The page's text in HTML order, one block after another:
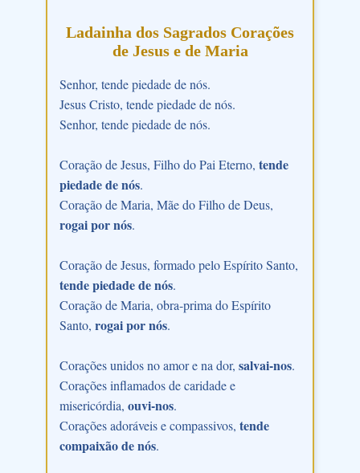
Ladainha dos Sagrados Corações
de Jesus e de Maria
Senhor, tende piedade de nós.
Jesus Cristo, tende piedade de nós.
Senhor, tende piedade de nós.
Coração de Jesus, Filho do Pai Eterno, tende
piedade de nós.
Coração de Maria, Mãe do Filho de Deus,
rogai por nós.
Coração de Jesus, formado pelo Espírito Santo,
tende piedade de nós.
Coração de Maria, obra-prima do Espírito
Santo, rogai por nós.
Corações unidos no amor e na dor, salvai-nos.
Corações inflamados de caridade e
misericórdia, ouvi-nos.
Corações adoráveis e compassivos, tende
compaixão de nós.